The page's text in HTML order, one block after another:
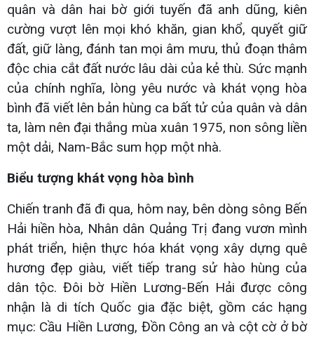
quân và dân hai bờ giới tuyến đã anh dũng, kiên
cường vượt lên mọi khó khăn, gian khổ, quyết giữ
đất, giữ làng, đánh tan mọi âm mưu, thủ đoạn thâm
độc chia cắt đất nước lâu dài của kẻ thù. Sức mạnh
của chính nghĩa, lòng yêu nước và khát vọng hòa
bình đã viết lên bản hùng ca bất tử của quân và dân
ta, làm nên đại thắng mùa xuân 1975, non sông liền
một dải, Nam-Bắc sum họp một nhà.
Biểu tượng khát vọng hòa bình
Chiến tranh đã đi qua, hôm nay, bên dòng sông Bến
Hải hiền hòa, Nhân dân Quảng Trị đang vươn mình
phát triển, hiện thực hóa khát vọng xây dựng quê
hương đẹp giàu, viết tiếp trang sử hào hùng của
dân tộc. Đôi bờ Hiền Lương-Bến Hải được công
nhận là di tích Quốc gia đặc biệt, gồm các hạng
mục: Cầu Hiền Lương, Đồn Công an và cột cờ ở bờ